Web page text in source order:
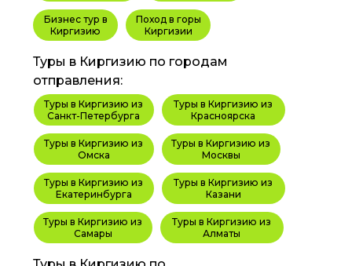
Бизнес тур в
Киргизию
Поход в горы
Киргизии
Туры в Киргизию из
Алматы
Туры в Киргизию из
Красноярска
Туры в Киргизию из
Москвы
Туры в Киргизию из
Омска
Туры в Киргизию из
Казани
Туры в Киргизию из
Самары
Туры в Киргизию из
Екатеринбурга
Туры в Киргизию из
Санкт-Петербурга
Туры в Киргизию по городам
отправления: